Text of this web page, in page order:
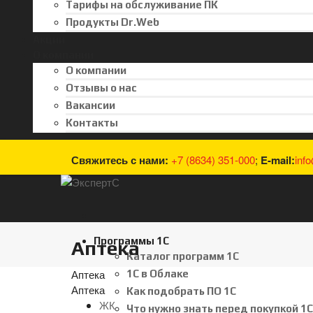
Тарифы на обслуживание ПК
Продукты Dr.Web
О компании
Отзывы о нас
Вакансии
Контакты
Свяжитесь с нами: +7 (8634) 351-000; E-mail:
Программы 1С
Каталог программ 1С
1С в Облаке
Как подобрать ПО 1С
Что нужно знать перед покупкой 1С
Аптека
Аптека
Аптека
ЖК